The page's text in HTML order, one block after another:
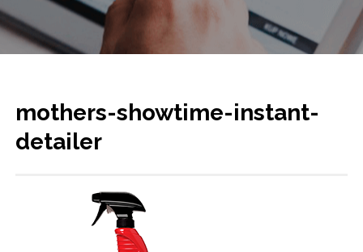
mothers-showtime-instant-
detailer